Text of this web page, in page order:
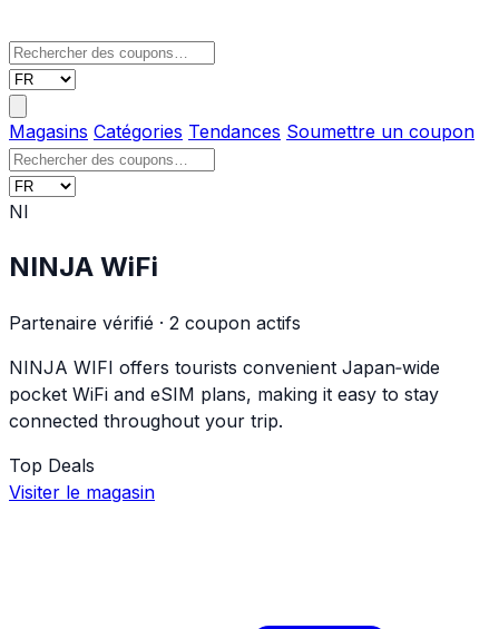
Magasins Catégories Tendances Soumettre un coupon
NI
NINJA WiFi
Partenaire vérifié · 2 coupon actifs
NINJA WIFI offers tourists convenient Japan‑wide
pocket WiFi and eSIM plans, making it easy to stay
connected throughout your trip.
Top Deals
Visiter le magasin